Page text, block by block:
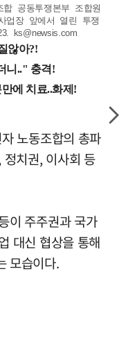
공동투쟁본부 조합원
업장 앞에서 열린 투쟁
ks@newsis.com
노동조합의 총파
치권, 이사회 등
이 주주권과 국가
대신 협상을 통해
모습이다.